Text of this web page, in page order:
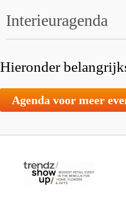
Interieuragenda
Hieronder
Agenda voor meer